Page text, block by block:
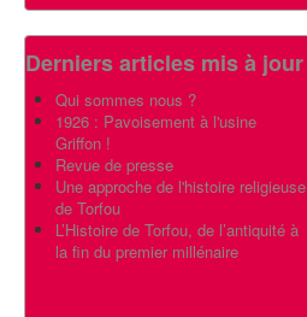
Derniers articles mis à jour
Qui sommes nous ?
1926 : Pavoisement à l'usine
Griffon !
Revue de presse
Une approche de l'histoire religieuse
de Torfou
L’Histoire de Torfou, de l’antiquité à
la fin du premier millénaire